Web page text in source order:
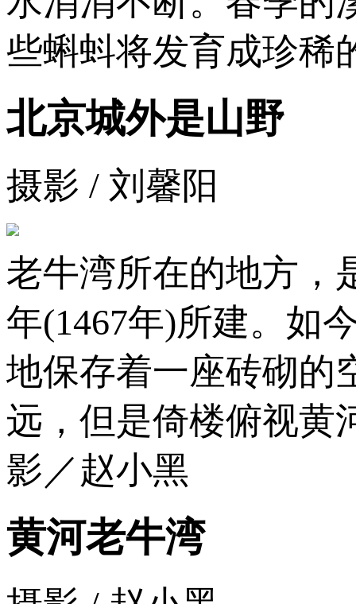
些蝌蚪将发育成珍稀
北京城外是山野
摄影 / 刘馨阳
老牛湾所在的地方，
年(1467年)所建。如
地保存着一座砖砌的
远，但是倚楼俯视黄
影／赵小黑
黄河老牛湾